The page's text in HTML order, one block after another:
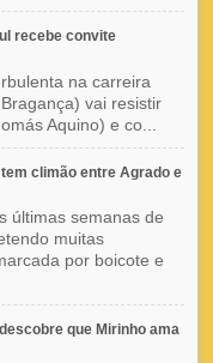
recebe convite
na carreira
vai resistir
Aquino) e co...
climão entre Agrado e
últimas semanas de
muitas
por boicote e
que Mirinho ama